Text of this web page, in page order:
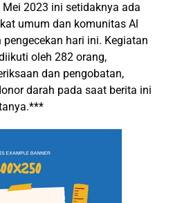
2023 ini setidaknya ada
umum dan komunitas Al
pengecekan hari ini. Kegiatan
oleh 282 orang,
dan pengobatan,
darah pada saat berita ini